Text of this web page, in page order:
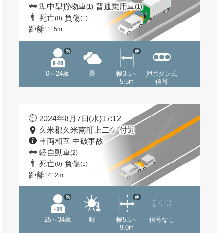
準中型貨物車(1) 普通乗用車(1)
死亡(0) 負傷(1)
距離1115m
0～24歳
他
曇
幅3.5～
5.5m
他
押ボタン式
信号
2024年8月7日(水)17:12
久米郡久米南町上二ケ 付近
車両相互 中破事故
軽自動車(2)
死亡(0) 負傷(1)
距離1412m
25～34歳
他
晴
幅5.5～
9.0m
他
信号なし